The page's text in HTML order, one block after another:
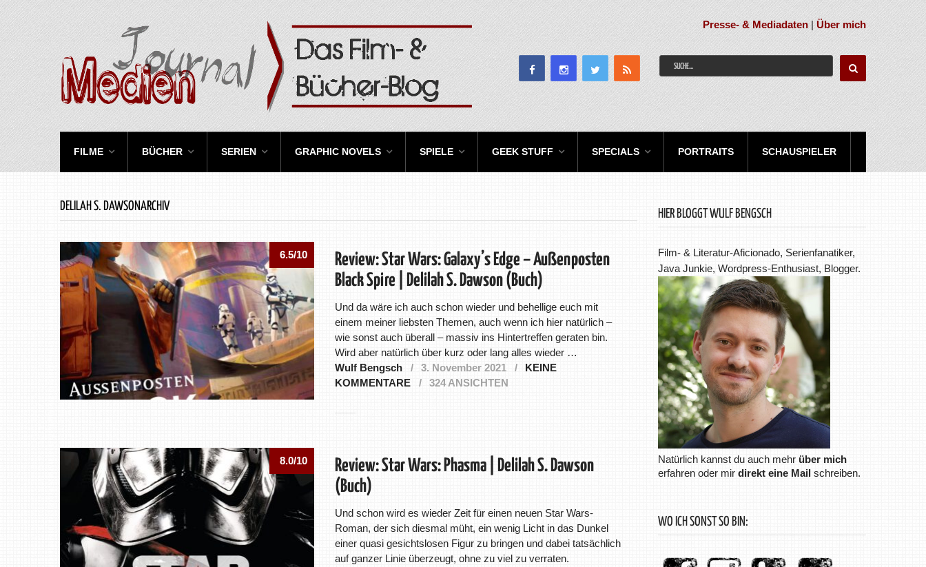
Presse- & Mediadaten |Über mich
FILME BÜCHER SERIEN GRAPHIC NOVELS SPIELE GEEK STUFF SPECIALS PORTRAITS SCHAUSPIELER
DELILAH S. DAWSONARCHIV
6.5/10
Review: Star Wars: Galaxy’s Edge – Außenposten
Black Spire | Delilah S. Dawson (Buch)
Und da wäre ich auch schon wieder und behellige euch mit
einem meiner liebsten Themen, auch wenn ich hier natürlich –
wie sonst auch überall – massiv ins Hintertreffen geraten bin.
Wird aber natürlich über kurz oder lang alles wieder …
Wulf Bengsch
3. November 2021
KEINE
KOMMENTARE
324 ANSICHTEN
8.0/10
Review: Star Wars: Phasma | Delilah S. Dawson
(Buch)
Und schon wird es wieder Zeit für einen neuen Star Wars-
Roman, der sich diesmal müht, ein wenig Licht in das Dunkel
einer quasi gesichtslosen Figur zu bringen und dabei tatsächlich
auf ganzer Linie überzeugt, ohne zu viel zu verraten.
HIER BLOGGT WULF BENGSCH
Film- & Literatur-Aficionado, Serienfanatiker,
Java Junkie, Wordpress-Enthusiast, Blogger.
Natürlich kannst du auch mehr über mich
erfahren oder mirdirekt eine Mail schreiben.
WO ICH SONST SO BIN: